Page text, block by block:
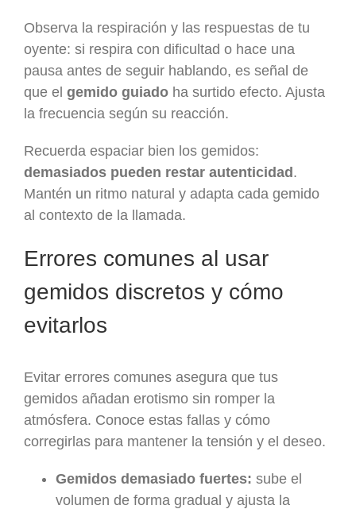
Observa la respiración y las respuestas de tu
oyente: si respira con dificultad o hace una
pausa antes de seguir hablando, es señal de
que el gemido guiado ha sur­tid­o efecto. Ajusta
la frecuencia según su reacción.
Recuerda espaciar bien los gemidos:
demasiados pueden restar autenticidad.
Mantén un ritmo natural y adapta cada gemido
al contexto de la llamada.
Errores comunes al usar
gemidos discretos y cómo
evitarlos
Evitar errores comunes asegura que tus
gemidos añadan erotismo sin romper la
atmósfera. Conoce estas fallas y cómo
corregirlas para mantener la tensión y el deseo.
Gemidos demasiado fuertes: sube el
volumen de forma gradual y ajusta la